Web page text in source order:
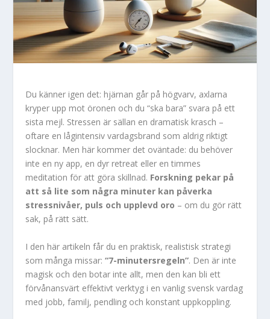
Du känner igen det: hjärnan går på högvarv, axlarna
kryper upp mot öronen och du “ska bara” svara på ett
sista mejl. Stressen är sällan en dramatisk krasch –
oftare en lågintensiv vardagsbrand som aldrig riktigt
slocknar. Men här kommer det oväntade: du behöver
inte en ny app, en dyr retreat eller en timmes
meditation för att göra skillnad. Forskning pekar på
att så lite som några minuter kan påverka
stressnivåer, puls och upplevd oro – om du gör rätt
sak, på rätt sätt.
I den här artikeln får du en praktisk, realistisk strategi
som många missar:“7-minutersregeln”. Den är inte
magisk och den botar inte allt, men den kan bli ett
förvånansvärt effektivt verktyg i en vanlig svensk vardag
med jobb, familj, pendling och konstant uppkoppling.